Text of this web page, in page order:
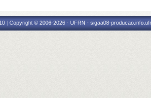
| Copyright © 2006-2026 - UFRN - sigaa08-